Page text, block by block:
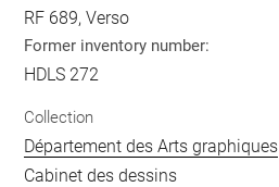
RF 689, Verso
Former inventory number:
HDLS 272
Collection
Département des Arts graphiques
Cabinet des dessins